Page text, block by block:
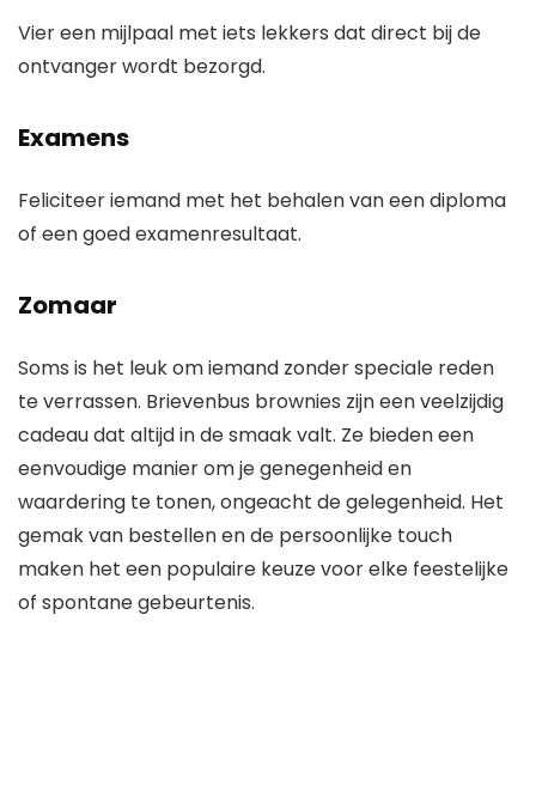
Vier een mijlpaal met iets lekkers dat direct bij de
ontvanger wordt bezorgd.
Examens
Feliciteer iemand met het behalen van een diploma
of een goed examenresultaat.
Zomaar
Soms is het leuk om iemand zonder speciale reden
te verrassen. Brievenbus brownies zijn een veelzijdig
cadeau dat altijd in de smaak valt. Ze bieden een
eenvoudige manier om je genegenheid en
waardering te tonen, ongeacht de gelegenheid. Het
gemak van bestellen en de persoonlijke touch
maken het een populaire keuze voor elke feestelijke
of spontane gebeurtenis.